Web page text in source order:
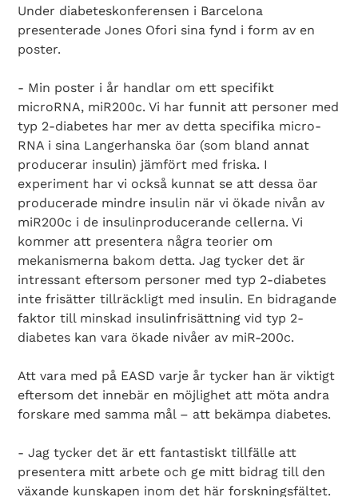
Under diabeteskonferensen i Barcelona
presenterade Jones Ofori sina fynd i form av en
poster.
- Min poster i år handlar om ett specifikt
microRNA, miR200c. Vi har funnit att personer med
typ 2-diabetes har mer av detta specifika micro-
RNA i sina Langerhanska öar (som bland annat
producerar insulin) jämfört med friska. I
experiment har vi också kunnat se att dessa öar
producerade mindre insulin när vi ökade nivån av
miR200c i de insulinproducerande cellerna. Vi
kommer att presentera några teorier om
mekanismerna bakom detta. Jag tycker det är
intressant eftersom personer med typ 2-diabetes
inte frisätter tillräckligt med insulin. En bidragande
faktor till minskad insulinfrisättning vid typ 2-
diabetes kan vara ökade nivåer av miR-200c.
Att vara med på EASD varje år tycker han är viktigt
eftersom det innebär en möjlighet att möta andra
forskare med samma mål – att bekämpa diabetes.
- Jag tycker det är ett fantastiskt tillfälle att
presentera mitt arbete och ge mitt bidrag till den
växande kunskapen inom det här forskningsfältet.